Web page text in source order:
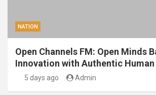
NATION
Open Channels FM: Open Minds
Innovation with Authentic
5 days ago Admin